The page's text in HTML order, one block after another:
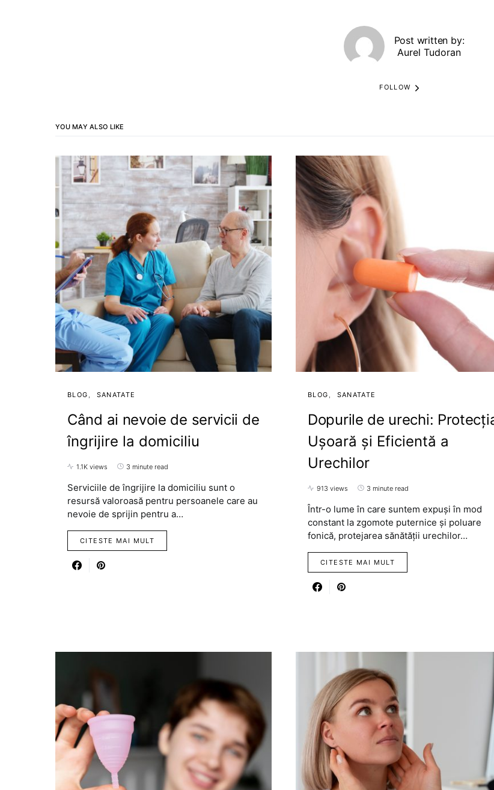
Post written by:
Aurel Tudoran
FOLLOW
YOU MAY ALSO LIKE
BLOG SANATATE
Când ai nevoie de servicii de
îngrijire la domiciliu
1.1K views 3 minute read
Serviciile de îngrijire la domiciliu sunt o
resursă valoroasă pentru persoanele care au
nevoie de sprijin pentru a…
CITESTE MAI MULT
BLOG SANATATE
Dopurile de urechi:
Ușoară și Eficientă a
Urechilor
913 views 3 minute read
Într-o lume în care suntem expuși în mod
constant la zgomote puternice și poluare
fonică, protejarea sănătății urechilor…
CITESTE MAI MULT